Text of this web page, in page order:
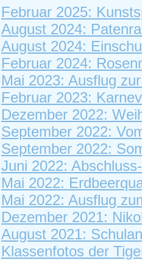
Februar 2025:
August 2024:
August 2024:
Februar 2024:
Mai 2023: Ausflug
Februar 2023:
Dezember 2022:
September 2022:
September 2022:
Juni 2022:
Mai 2022:
Mai 2022: Ausflug
Dezember 2021:
August 2021:
Klassenfotos der